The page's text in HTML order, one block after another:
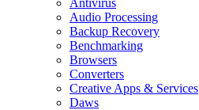
Audio Processing
Backup Recovery
Benchmarking
Browsers
Converters
Creative Apps & Services
Daws